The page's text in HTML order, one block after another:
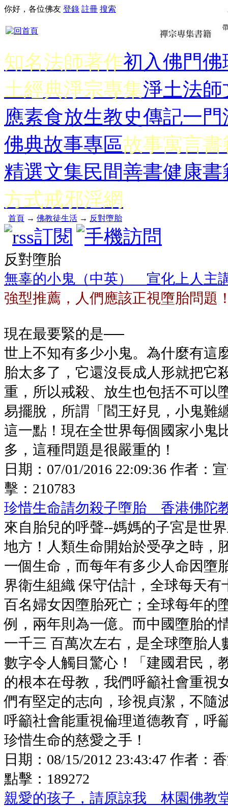
你好，各位佛友 登錄 註冊 搜索
知名法師著作初入佛門佛
土經典淨宗專集淨土法師
應素食放生教史傳記一門
佛典故事專區故事寓言書
精選文集民間善書健康書
方式戒邪淫網
首頁 → 佛教徒生活 → 反對墮胎
反對墮胎
無辜的小鬼（中英） 宣化上人主
強型推薦，人們應該正視墮胎問題
現在最要緊的是──
世上不知有多少小鬼。為什麼有這
胎太多了，它還沒長成人形就把它
重，所以戒殺、放生也包括不可以
易擺脫，所謂「閻王好見，小鬼難
這一點！現在全世界每個國家小鬼
多，這種問題是很嚴重的！
日期： 07/01/2016 22:09:36 作者：
擊： 210783
珍惜生命請勿殺子墮胎 香港佛陀
來自胎兒的呼聲--媽媽的子宮是世
地方！人類生命開始於受孕之時，
一個生命，而每年有多少人命因墮
界衛生組織 保守估計，全球每天有
百名婦女因墮胎死亡；全球每年的
例，兩年則為一億。而中國墮胎的
一千三 百萬次左右，是全球墮胎
數字令人觸目驚心！「建國君民，
的根本在母教，我們呼籲社會重視
們有堅定的志向，珍視貞潔，不隨
呼籲社會能重視倫理道德教育，呼
珍惜生命的慈愛之手！
日期： 08/15/2012 23:43:47 作者：
點擊： 189272
親愛的孩子，請原諒我 林園佛教